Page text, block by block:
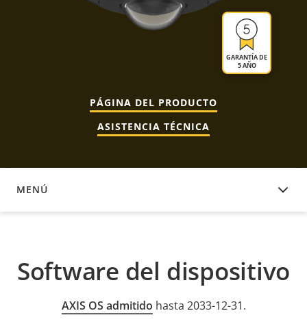
GARANTÍA DE
5 AÑO
PÁGINA DEL PRODUCTO
ASISTENCIA TÉCNICA
MENÚ
SOFTWARE DEL DISPOSITIVO
Software del dispositivo
AXIS OS admitido hasta 2033-12-31.